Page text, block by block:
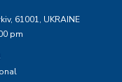
61001, UKRAINE
pm